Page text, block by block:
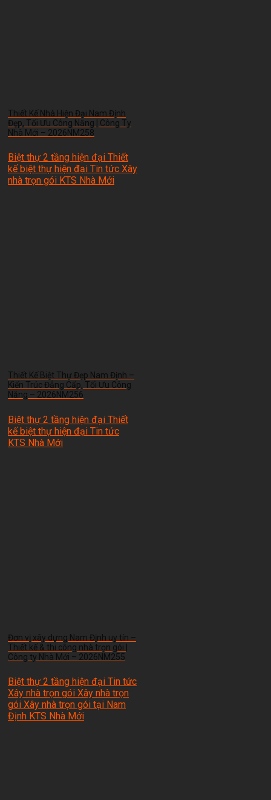
Thiết Kế Nhà Hiện Đại Nam Định
Đẹp, Tối Ưu Công Năng | Công Ty
Nhà Mới – 2026NM258
Biệt thự 2 tầng hiện đại Thiết
kế biệt thự hiện đại Tin tức Xây
nhà trọn gói KTS Nhà Mới
Thiết Kế Biệt Thự Đẹp Nam Định –
Kiến Trúc Đẳng Cấp, Tối Ưu Công
Năng – 2026NM256
Biệt thự 2 tầng hiện đại Thiết
kế biệt thự hiện đại Tin tức
KTS Nhà Mới
Đơn vị xây dựng Nam Định uy tín –
Thiết kế & thi công nhà trọn gói |
Công ty Nhà Mới – 2026NM255
Biệt thự 2 tầng hiện đại Tin tức
Xây nhà trọn gói Xây nhà trọn
gói Xây nhà trọn gói tại Nam
Định KTS Nhà Mới